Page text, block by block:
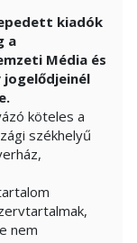
kiadók
a
Média és
jogelődjeinél
köteles a
székhelyű
nem